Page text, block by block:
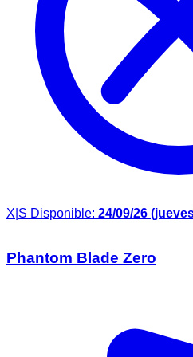
X|S Disponible: 24/09/26
Phantom Blade Zero